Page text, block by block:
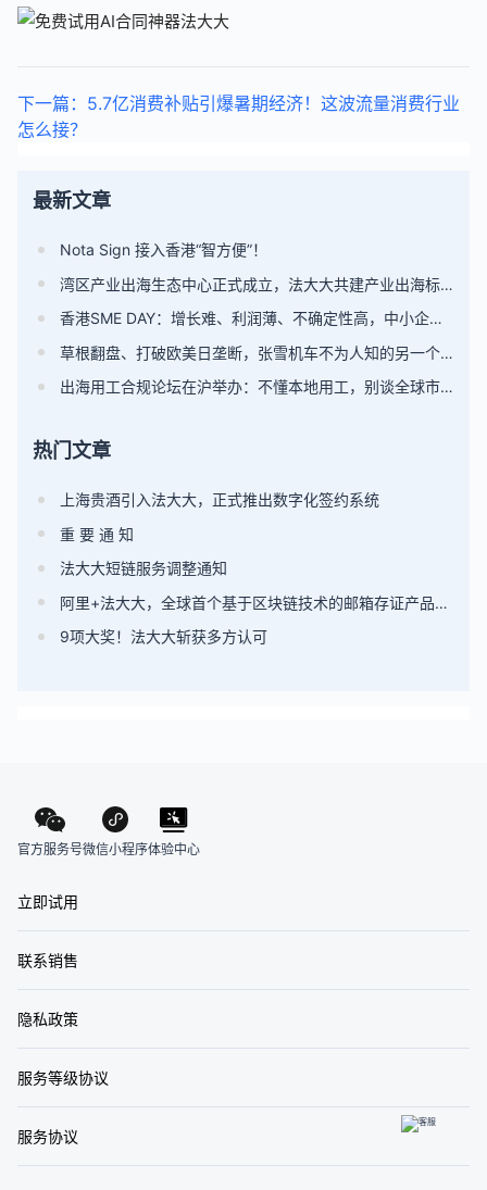
下一篇：5.7亿消费补贴引爆暑期经济！这波流量消费行业
怎么接？
最新文章
Nota Sign 接入香港“智方便”！
湾区产业出海生态中心正式成立，法大大共建产业出海标准
香港SME DAY：增长难、利润薄、不确定性高，中小企业破局
草根翻盘、打破欧美日垄断，张雪机车不为人知的另一个 “快”
出海用工合规论坛在沪举办：不懂本地用工，别谈全球市场！
热门文章
上海贵酒引入法大大，正式推出数字化签约系统
重 要 通 知
法大大短链服务调整通知
阿里+法大大，全球首个基于区块链技术的邮箱存证产品出炉!
9项大奖！法大大斩获多方认可
官方服务号微信小程序体验中心
立即试用
联系销售
隐私政策
服务等级协议
服务协议